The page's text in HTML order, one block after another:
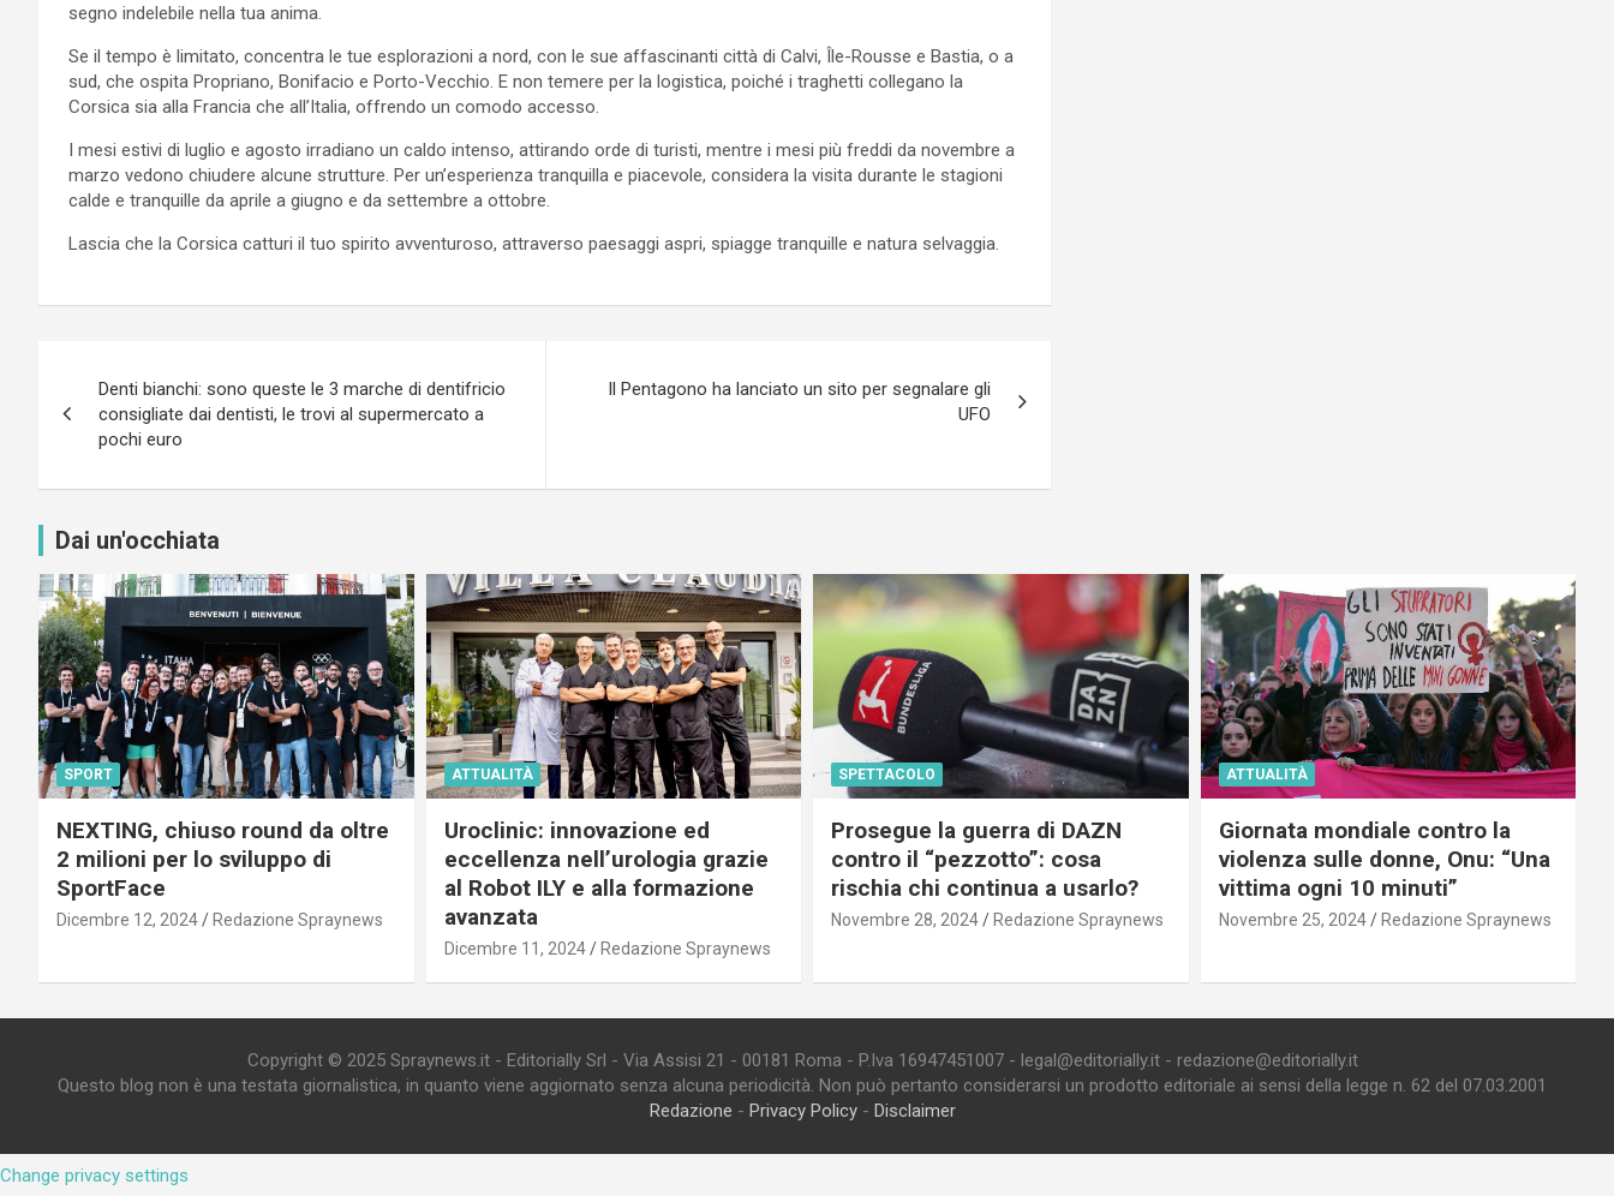
segno indelebile nella tua anima.
Se il tempo è limitato, concentra le tue esplorazioni a nord, con le sue affascinanti città di Calvi, Île-Rousse e Bastia, o a
sud, che ospita Propriano, Bonifacio e Porto-Vecchio. E non temere per la logistica, poiché i traghetti collegano la
Corsica sia alla Francia che all’Italia, offrendo un comodo accesso.
I mesi estivi di luglio e agosto irradiano un caldo intenso, attirando orde di turisti, mentre i mesi più freddi da novembre a
marzo vedono chiudere alcune strutture. Per un’esperienza tranquilla e piacevole, considera la visita durante le stagioni
calde e tranquille da aprile a giugno e da settembre a ottobre.
Lascia che la Corsica catturi il tuo spirito avventuroso, attraverso paesaggi aspri, spiagge tranquille e natura selvaggia.
articoli
Denti bianchi: sono queste le 3 marche di dentifricio
consigliate dai dentisti, le trovi al supermercato a
pochi euro
Il Pentagono ha lanciato un sito per segnalare gli
UFO
Dai un'occhiata
SPORT
NEXTING, chiuso round da oltre
2 milioni per lo sviluppo di
SportFace
Dicembre 12, 2024 Redazione Spraynews
ATTUALITÀ
Uroclinic: innovazione ed
eccellenza nell’urologia grazie
al Robot ILY e alla formazione
avanzata
Dicembre 11, 2024 Redazione Spraynews
SPETTACOLO
Prosegue la guerra di DAZN
contro il “pezzotto”: cosa
rischia chi continua a usarlo?
Novembre 28, 2024 Redazione Spraynews
ATTUALITÀ
Giornata mondiale contro la
violenza sulle donne, Onu: “Una
vittima ogni 10 minuti”
Novembre 25, 2024 Redazione Spraynews
Copyright © 2025 Spraynews.it - Editorially Srl - Via Assisi 21 - 00181 Roma - P.Iva 16947451007 - legal@editorially.it - redazione@editorially.it
Questo blog non è una testata giornalistica, in quanto viene aggiornato senza alcuna periodicità. Non può pertanto considerarsi un prodotto editoriale ai sensi della legge n. 62 del 07.03.2001
Redazione - Privacy Policy- Disclaimer
Change privacy settings